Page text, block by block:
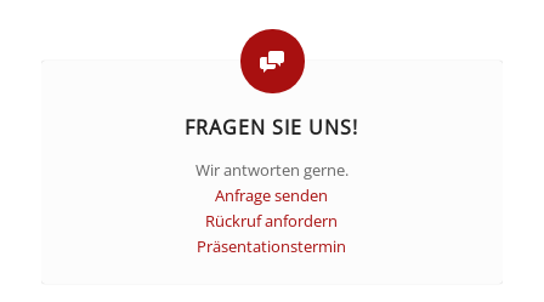
FRAGEN SIE UNS!
Wir antworten gerne.
Anfrage senden
Rückruf anfordern
Präsentationstermin